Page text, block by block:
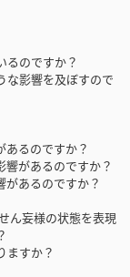
のですか？
影響を及ぼすので
るのですか？
があるのですか？
あるのですか？
妄様の状態を表現
すか？